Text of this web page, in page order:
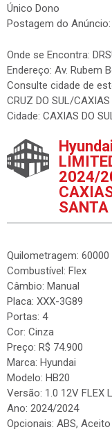
Único Dono
Postagem do
Onde se Encontra:
Endereço: Av. Rubem
Consulte cidade de
CRUZ DO SUL/
Cidade: CAXIAS DO
2024/
SANTA
Quilometragem: 60000
Combustível: Flex
Câmbio: Manual
Placa: XXX-3G89
Portas: 4
Cor: Cinza
Preço: R$ 74.900
Marca: Hyundai
Modelo: HB20
Versão: 1.0 12V FLEX
Ano: 2024/2024
Opcionais: ABS,